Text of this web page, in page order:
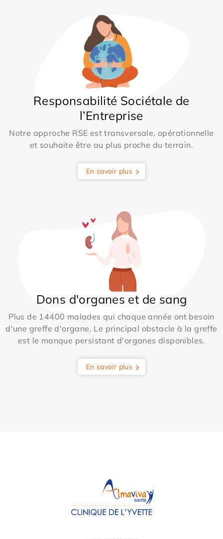
Responsabilité Sociétale de
l’Entreprise
Notre approche RSE est transversale, opérationnelle
et souhaite être au plus proche du terrain.
En savoir plus
Dons d'organes et de sang
Plus de 14400 malades qui chaque année ont besoin
d'une greffe d'organe. Le principal obstacle à la greffe
est le manque persistant d'organes disponibles.
En savoir plus